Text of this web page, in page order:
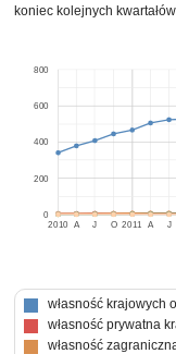
koniec kolejnych
2010 2011
A J O A J
0
200
400
600
800
własność krajowych
własność prywatna
własność